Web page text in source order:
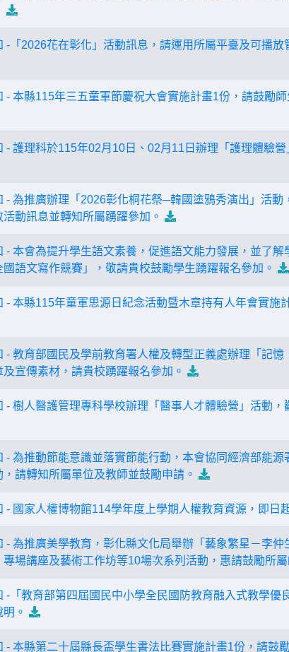
-「2026花在彰化」活動訊息，請運用所屬平臺及可播放
- 本縣115年三五童軍節慶祝大會實施計畫1份，請鼓勵
- 護理科於115年02月10日、02月11日辦理「護理體驗營
- 為推廣辦理「2026彰化桐花祭─韓國塗鴉秀演出」活
活動訊息並轉知所屬踴躍參加。
- 本會為提升學生語文素養，促進語文能力發展，並了
國語文寫作競賽」，敬請貴校鼓勵學生踴躍報名參加。
- 本縣115年童軍思源日紀念活動暨木章持有人年會實施
- 教育部國民及學前教育署人權及轉型正義處辦理「記
及宣傳素材，請貴校踴躍報名參加。
- 樹人醫護管理專科學校辦理「醫事人才體驗營」活動，
- 為推動節能意識並落實節能行動，本會協同經濟部能
，請轉知所屬單位及教師並鼓勵申請。
- 國家人權博物館114學年度上學期人權教育資源，即日
- 為推廣美學教育，彰化縣文化局舉辦「藝象繁星－李
專場講座及藝術工作坊等10場次系列活動，惠請鼓勵所屬
-「教育部第四屆國民中小學全民國防教育融入式教學
。
- 本縣第二十屆縣長盃學生書法比賽實施計畫1份，請鼓